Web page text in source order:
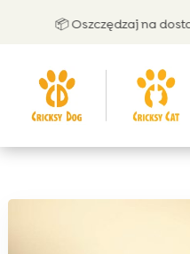
📦 Oszczędzaj na dostawie